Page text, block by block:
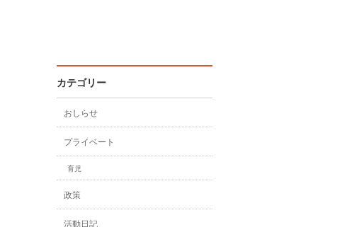
カテゴリー
おしらせ
プライベート
育児
政策
活動日記